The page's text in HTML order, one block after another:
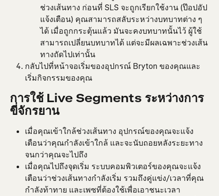
ช่วงเส้นทาง ก่อนที่ SLS จะถูกเรียกใช้งาน (ป๊อปอัป
แจ้งเตือน) คุณสามารถสลับระหว่างบทบาทต่าง ๆ
ได้ เมื่อถูกกระตุ้นแล้ว มันจะคงบทบาทนั้นไว้ ผู้ใช้
สามารถเปลี่ยนบทบาทได้ แต่จะมีผลเฉพาะช่วงเส้น
ทางถัดไปเท่านั้น
กลับไปที่หน้าจอเริ่มของอุปกรณ์ Bryton ของคุณและ
เริ่มกิจกรรมของคุณ
การใช้ Live Segments ระหว่างการ
ขี่จักรยาน
เมื่อคุณเข้าใกล้ช่วงเส้นทาง อุปกรณ์ของคุณจะแจ้ง
เตือนว่าคุณกำลังเข้าใกล้ และจะนับถอยหลังระยะทาง
จนกว่าคุณจะไปถึง
เมื่อคุณไปถึงจุดเริ่ม ระบบคอมพิวเตอร์ของคุณจะแจ้ง
เตือนว่าช่วงเส้นทางกำลังเริ่ม รวมถึงคู่แข่ง/เวลาที่คุณ
กำลังท้าทาย และเพซที่ต้องใช้เพื่อเอาชนะเวลา